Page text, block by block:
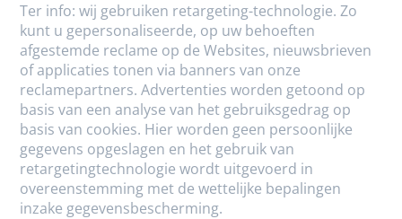
Ter info: wij gebruiken retargeting-technologie. Zo
kunt u gepersonaliseerde, op uw behoeften
afgestemde reclame op de Websites, nieuwsbrieven
of applicaties tonen via banners van onze
reclamepartners. Advertenties worden getoond op
basis van een analyse van het gebruiksgedrag op
basis van cookies. Hier worden geen persoonlijke
gegevens opgeslagen en het gebruik van
retargetingtechnologie wordt uitgevoerd in
overeenstemming met de wettelijke bepalingen
inzake gegevensbescherming.